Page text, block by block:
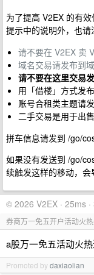
为了提高 V2EX 的有
提示中的说明外，也请
请不要在 V2EX 卖
域名交易请发布到
请不要在这里交易
用「借楼」方式发
账号合租类主题请
二手交易是用于出
拼车信息请发到 /go/
如果没有发送到 /go/
续触发这样的移动，会
© 2026 V2EX · 25ms
券商万一免五开户活动火热
a股万一免五活动火
Promoted bydaxiaolian